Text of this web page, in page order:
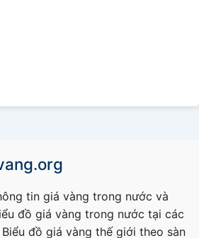
tin giá vàng trong nước và
đồ giá vàng trong nước tại các
đồ giá vàng thế giới theo sàn